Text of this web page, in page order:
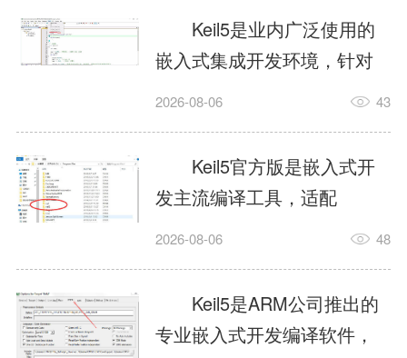
这样？因为AI，就是个只会
耍嘴皮子的书呆子。它脑子
里有海量知识，但没有真正
激发出来实力。而
AgentSkill，就是给AI大脑装
上的一双机械手，它真的能
解决很多问题。1什么是
AgentSkillSkill指...
Keil5是业内广泛使用的
嵌入式集成开发环境，针对
ARM、51内核单片机提供编
力，代码编译稳定，调试工
具成熟，大量开源项目基于
该平台开发。新项目需要单
独下载对应芯片支持包，新
手配置难度较高，正版商业
授权费用不菲，未授权版本
存在程序容量限制，适合硬
2026-08-06 43
Keil5官方版是嵌入式开
发主流编译工具，适配
STM32、51单片机等多款芯
在线调试、代码仿真，兼容
众多厂商芯片安装包。软件
需要手动添加器件库，初次
2026-08-06 48
Keil5是ARM公司推出的
专业嵌入式开发编译软件，